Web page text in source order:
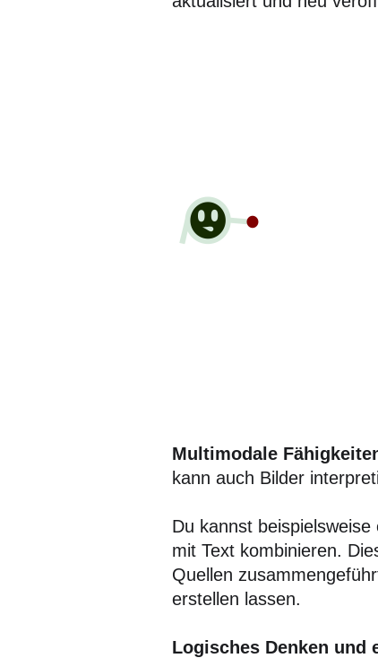
Multimodale
kann auch Bilder
Du kannst
mit Text kombinieren.
Quellen
erstellen lassen.
Logisches Denken und